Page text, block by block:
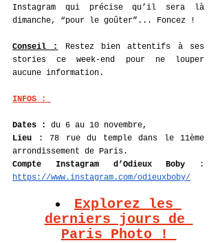
Instagram qui précise qu’il sera là
dimanche, “pour le goûter”... Foncez !
Conseil :
Restez bien attentifs à ses
stories ce week-end pour ne louper
aucune information.
INFOS :
Dates :
du 6 au 10 novembre,
Lieu
: 78 rue du temple dans le 11ème
arrondissement de Paris.
Compte Instagram d’Odieux Boby
https://www.instagram.com/odieuxboby/
Explorez les
derniers jours de
Paris Photo !